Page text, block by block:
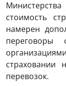
стоимость
намерен
переговоры
перевозок.